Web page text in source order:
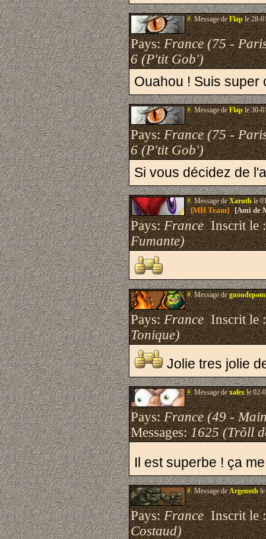
#.Message deFlaple 28-
Pays:France (75 -
6 (P'tit Gob')
Ouahou ! Suis
#.Message deFlaple 30-
Pays:France (75 -
6 (P'tit Gob')
Si vous décidez de
#.Message deXaruthle
[MH Team][Ami de
Pays:FranceInscrit le
Fumante)
#.Message degnondepom
Pays:FranceInscrit le
Tonique)
Jolie tres jolie
#.Message dexalexle 02-
Pays:France (49 -
Messages:1625 (Trõll
Il est superbe ! ça
#.Message deArgenothle
Pays:FranceInscrit le
Costaud)